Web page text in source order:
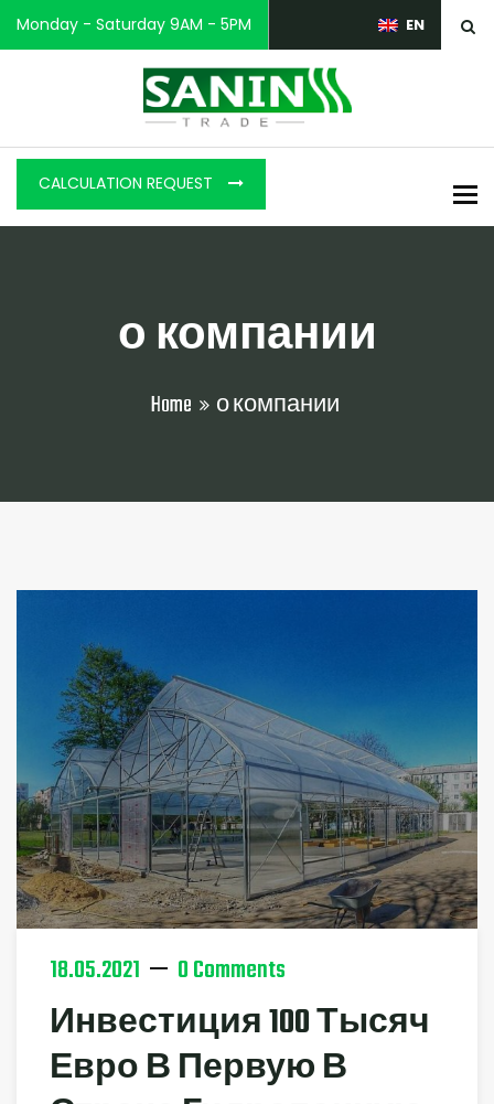
Monday - Saturday 9AM - 5PM EN
CALCULATION REQUEST
о компании
Home о компании
18.05.2021 0 Comments
Инвестиция 100 Тысяч
Евро В Первую В